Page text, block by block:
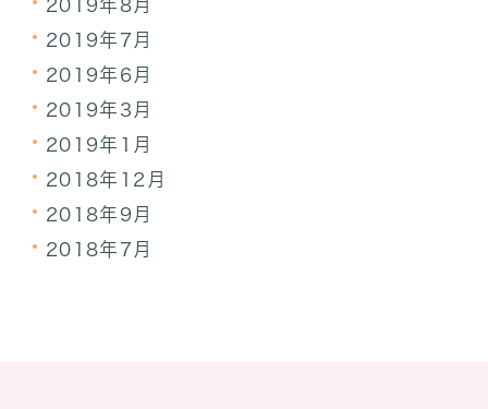
2019年8月
2019年7月
2019年6月
2019年3月
2019年1月
2018年12月
2018年9月
2018年7月